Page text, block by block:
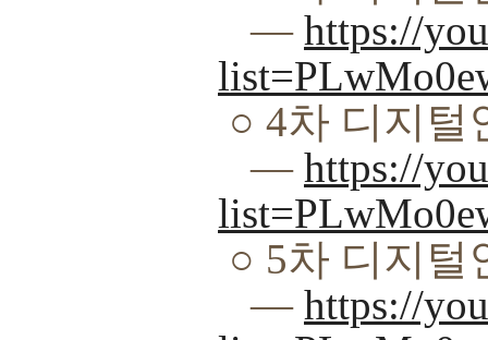
― https://
○ 4차 디지털
― https://
○ 5차 디지털
― https://